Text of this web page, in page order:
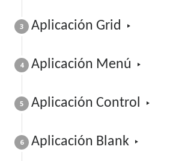
3 Aplicación ​G​rid
4 Aplicación Menú
5 Aplicación Control
6 Aplicación Blank